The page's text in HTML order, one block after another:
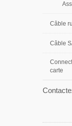
Câble
Câble
carte